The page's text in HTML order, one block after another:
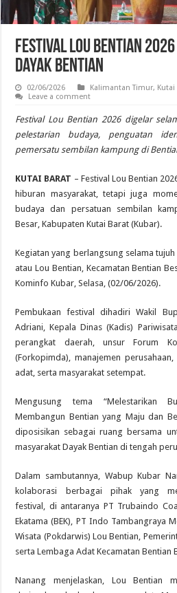
Festival Lou Bentian
Dayak Bentian
02/06/2026 Kalimantan Timur, Kutai
Leave a comment
Festival Lou Bentian 2026 digelar
pelestarian budaya, penguatan
pemersatu sembilan kampung di
KUTAI BARAT – Festival Lou Bentian
hiburan masyarakat, tetapi juga
budaya dan persatuan sembilan
Besar, Kabupaten Kutai Barat (Kubar).
Kegiatan yang berlangsung selama
atau Lou Bentian, Kecamatan Bentian
Kominfo Kubar, Selasa, (02/06/2026).
Pembukaan festival dihadiri Wakil
Adriani, Kepala Dinas (Kadis)
perangkat daerah, unsur Forum
(Forkopimda), manajemen
adat, serta masyarakat setempat.
Mengusung tema “Melestarikan
Membangun Bentian yang Maju dan
diposisikan sebagai ruang bersama
masyarakat Dayak Bentian di tengah
Dalam sambutannya, Wabup Kubar
kolaborasi berbagai pihak yang
festival, di antaranya PT Trubaindo
Ekatama (BEK), PT Indo Tambangraya
Wisata (Pokdarwis) Lou Bentian,
serta Lembaga Adat Kecamatan Bentian
Nanang menjelaskan, Lou Bentian